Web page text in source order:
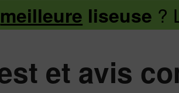
meilleure liseuse ?
et avis